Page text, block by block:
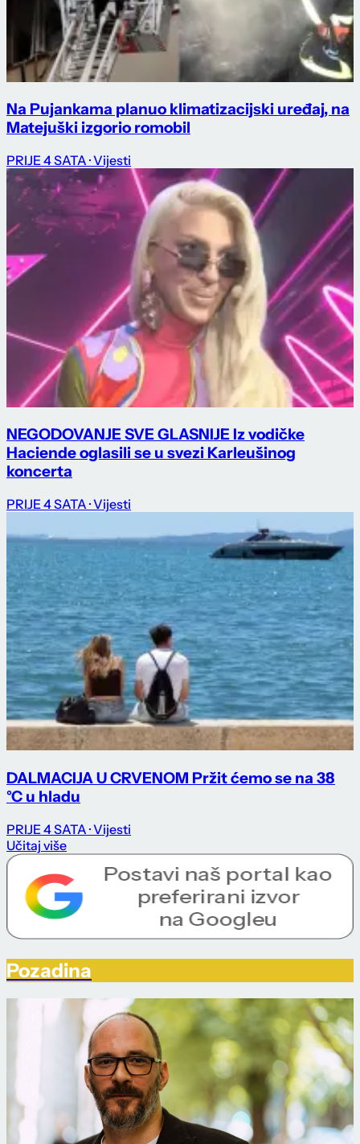
Na Pujankama planuo klimatizacijski uređaj, na
Matejuški izgorio romobil
PRIJE 4 SATA · Vijesti
NEGODOVANJE SVE GLASNIJE Iz vodičke
Haciende oglasili se u svezi Karleušinog
koncerta
PRIJE 4 SATA · Vijesti
DALMACIJA U CRVENOM Pržit ćemo se na 38
°C u hladu
PRIJE 4 SATA · Vijesti
Učitaj više
Pozadina